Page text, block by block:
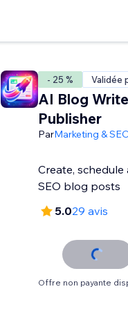
- 25 % Validée
AI Blog
Publisher
ParMarketing &
Create,
SEO blog posts
5.029 avis
Offre non payante